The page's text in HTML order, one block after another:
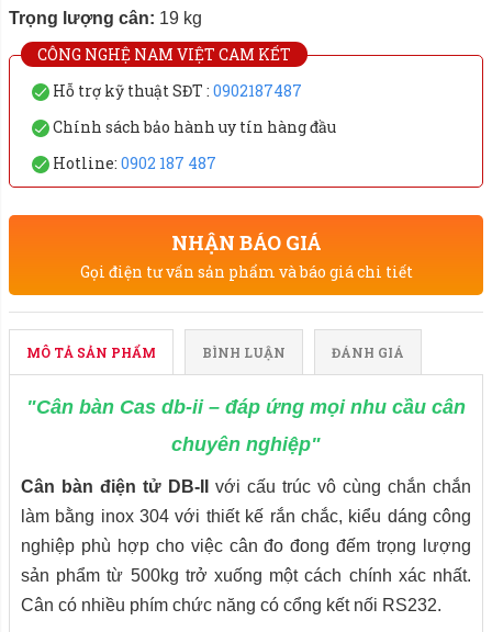
Trọng lượng cân: 19 kg
CÔNG NGHỆ NAM VIỆT CAM KẾT
Hỗ trợ kỹ thuật SĐT : 0902187487
Chính sách bảo hành uy tín hàng đầu
Hotline: 0902 187 487
NHẬN BÁO GIÁ
Gọi điện tư vấn sản phẩm và báo giá chi tiết
MÔ TẢ SẢN PHẨM BÌNH LUẬN ĐÁNH GIÁ
"Cân bàn Cas db-ii – đáp ứng mọi nhu cầu cân
chuyên nghiệp"
Cân bàn điện tử DB-II
với cấu trúc vô cùng chắn chắn
làm bằng inox 304 với thiết kế rắn chắc, kiểu dáng công
nghiệp phù hợp cho việc cân đo đong đếm trọng lượng
sản phẩm từ 500kg trở xuống một cách chính xác nhất.
Cân có nhiều phím chức năng có cổng kết nối RS232.